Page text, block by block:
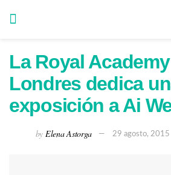
La Royal
Londres dedica
exposición a Ai
by Elena Astorga 29 agosto, 2015